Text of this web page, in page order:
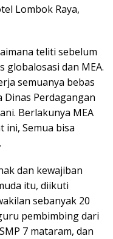
Lombok Raya,
teliti sebelum
globalosasi dan MEA.
semuanya bebas
Dinas Perdagangan
Berlakunya MEA
ini, Semua bisa
dan kewajiban
itu, diikuti
sebanyak 20
pembimbing dari
7 mataram, dan